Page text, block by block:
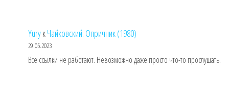
YuryкЧайковский. Опричник (1980)
29.05.2023
Все ссылки не работают. Невозможно даже просто что-то прослушать.